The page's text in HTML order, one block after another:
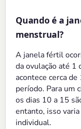
Quando é a
menstrual?
A janela fértil
da ovulação até 1
acontece cerca
período. Para um
os dias 10 a 15
entanto, isso
individual.